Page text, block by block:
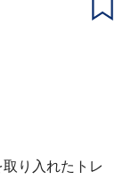
り入れたトレ